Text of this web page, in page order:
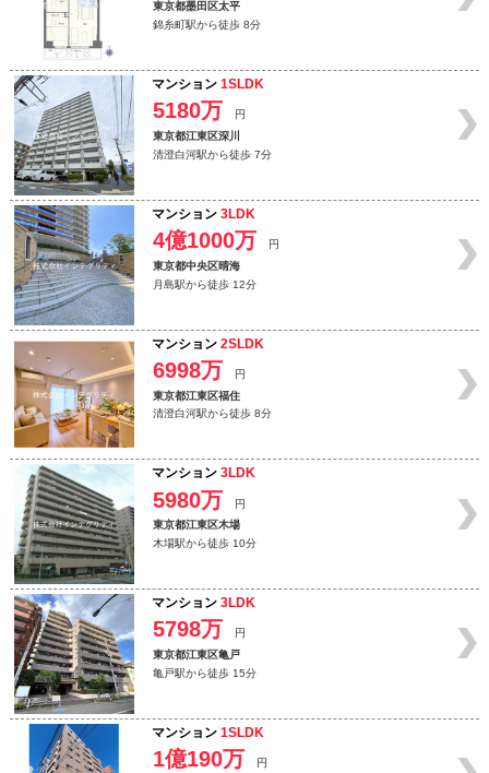
東京都墨田区太平
錦糸町駅から徒歩 8分
マンション 1SLDK
5180万
円
東京都江東区深川
清澄白河駅から徒歩 7分
マンション 3LDK
4億1000万
円
東京都中央区晴海
月島駅から徒歩 12分
マンション 2SLDK
6998万
円
東京都江東区福住
清澄白河駅から徒歩 8分
マンション 3LDK
5980万
円
東京都江東区木場
木場駅から徒歩 10分
マンション 3LDK
5798万
円
東京都江東区亀戸
亀戸駅から徒歩 15分
マンション 1SLDK
1億190万
円